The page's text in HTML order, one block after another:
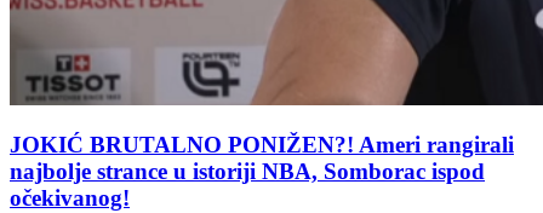
JOKIĆ BRUTALNO PONIŽEN?! Ameri rangirali
najbolje strance u istoriji NBA, Somborac ispod
očekivanog!